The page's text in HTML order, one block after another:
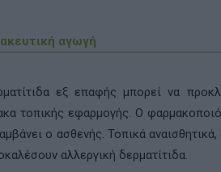
αγωγή
εξ επαφής μπορεί να
τοπικής εφαρμογής. Ο
ο ασθενής. Τοπικά αναισθητικά,
αλλεργική δερματίτιδα.